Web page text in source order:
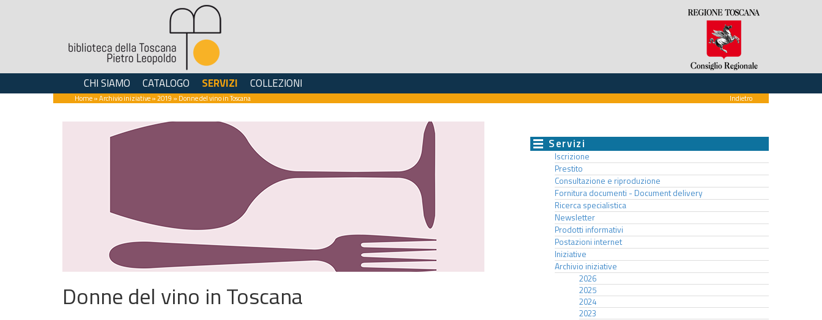
CHI SIAMO CATALOGO SERVIZI COLLEZIONI
Home»Archivio iniziative»2019 » Donne del vino in Toscana Indietro
Donne del vino in Toscana
Servizi
Iscrizione
Prestito
Consultazione e riproduzione
Fornitura documenti - Document delivery
Ricerca specialistica
Newsletter
Prodotti informativi
Postazioni internet
Iniziative
Archivio iniziative
2026
2025
2024
2023